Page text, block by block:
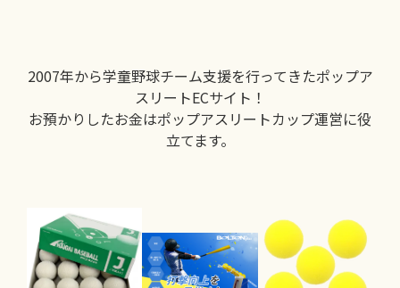
2007年から学童野球チーム支援を行ってきたポップア
スリートECサイト！
お預かりしたお金はポップアスリートカップ運営に役
立てます。